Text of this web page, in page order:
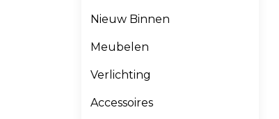
Nieuw Binnen
Meubelen
Verlichting
Accessoires